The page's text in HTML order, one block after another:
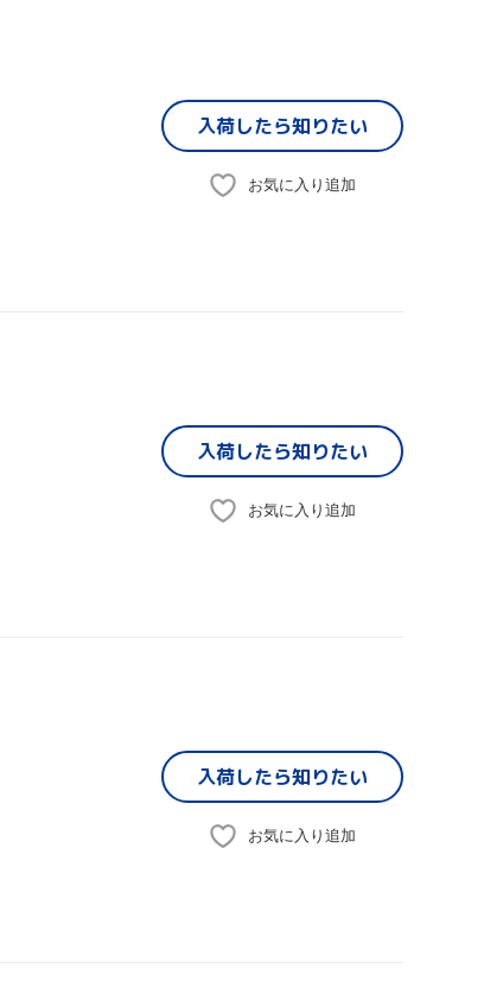
入荷したら知りたい
お気に入り追加
入荷したら知りたい
お気に入り追加
入荷したら知りたい
お気に入り追加